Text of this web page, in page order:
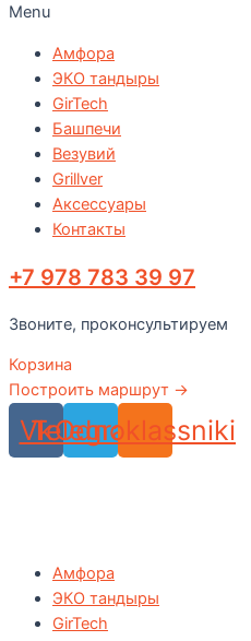
Menu
Амфора
ЭКО тандыры
GirTech
Башпечи
Везувий
Grillver
Аксессуары
Контакты
+7 978 783 39 97
Звоните, проконсультируем
Корзина
Построить маршрут →
Vk
Telegram
Odnoklassniki
Амфора
ЭКО тандыры
GirTech